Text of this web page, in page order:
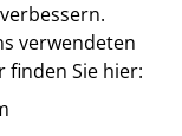
verwendeten
finden Sie hier: